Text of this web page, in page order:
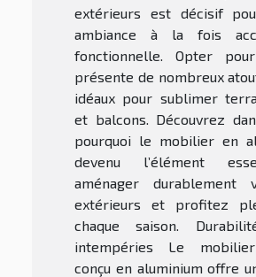
extérieurs est décisif
ambiance à la fois
fonctionnelle. Opter pour
présente de nombreux
idéaux pour sublimer
et balcons. Découvrez
pourquoi le mobilier en
devenu l’élément
aménager durablement
extérieurs et profitez
chaque saison.
intempéries Le mobilier
conçu en aluminium offre